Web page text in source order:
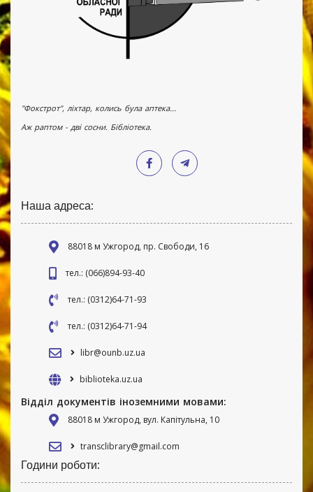
"Фокстрот", ліхтар, колись була аптека...
Аж раптом - дві сосни. Бібліотека.
Наша адреса:
88018 м Ужгород, пр. Свободи, 16
тел.: (066)894-93-40
тел.: (0312)64-71-93
тел.: (0312)64-71-94
libr@ounb.uz.ua
biblioteka.uz.ua
Відділ документів іноземними мовами:
88018 м Ужгород, вул. Капітульна, 10
transclibrary@gmail.com
Години роботи: